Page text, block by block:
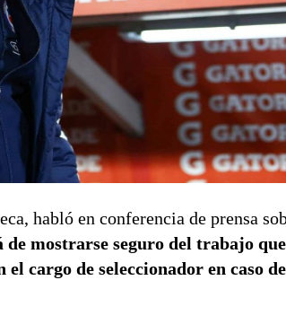
habló en conferencia de prensa
de mostrarse seguro del trabajo
cargo de seleccionador en caso